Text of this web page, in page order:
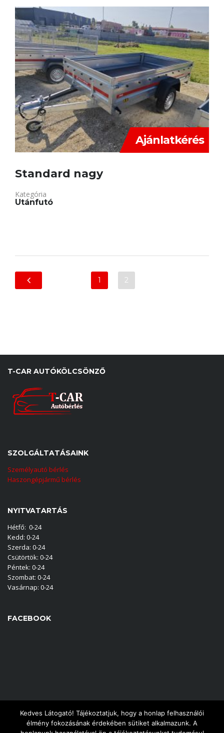
Ajánlatkérés
Standard nagy
Kategória
Utánfutó
1 2
T-CAR AUTÓKÖLCSÖNZŐ
SZOLGÁLTATÁSAINK
Személyautó bérlés
Haszongépjármű bérlés
NYITVATARTÁS
Hétfő: 0-24
Kedd: 0-24
Szerda: 0-24
Csütörtök: 0-24
Péntek: 0-24
Szombat: 0-24
Vasárnap: 0-24
FACEBOOK
Kedves Látogató! Tájékoztatjuk, hogy a honlap felhasználói
élmény fokozásának érdekében sütiket alkalmazunk. A